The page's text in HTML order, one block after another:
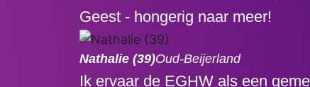
Geest - hongerig naar meer!
Nathalie (39)Oud-Beijerland
Ik ervaar de EGHW als een